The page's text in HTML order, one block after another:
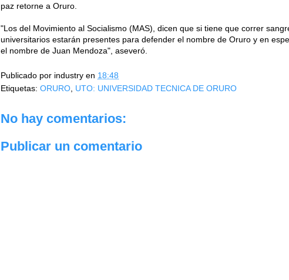
paz retorne a Oruro.
"Los del Movimiento al Socialismo (MAS), dicen que si tiene que correr
universitarios estarán presentes para defender el nombre de Oruro y en
el nombre de Juan Mendoza", aseveró.
Publicado por industry en 18:48
Etiquetas: ORURO UTO: UNIVERSIDAD TECNICA DE ORURO
No hay comentarios:
Publicar un comentario